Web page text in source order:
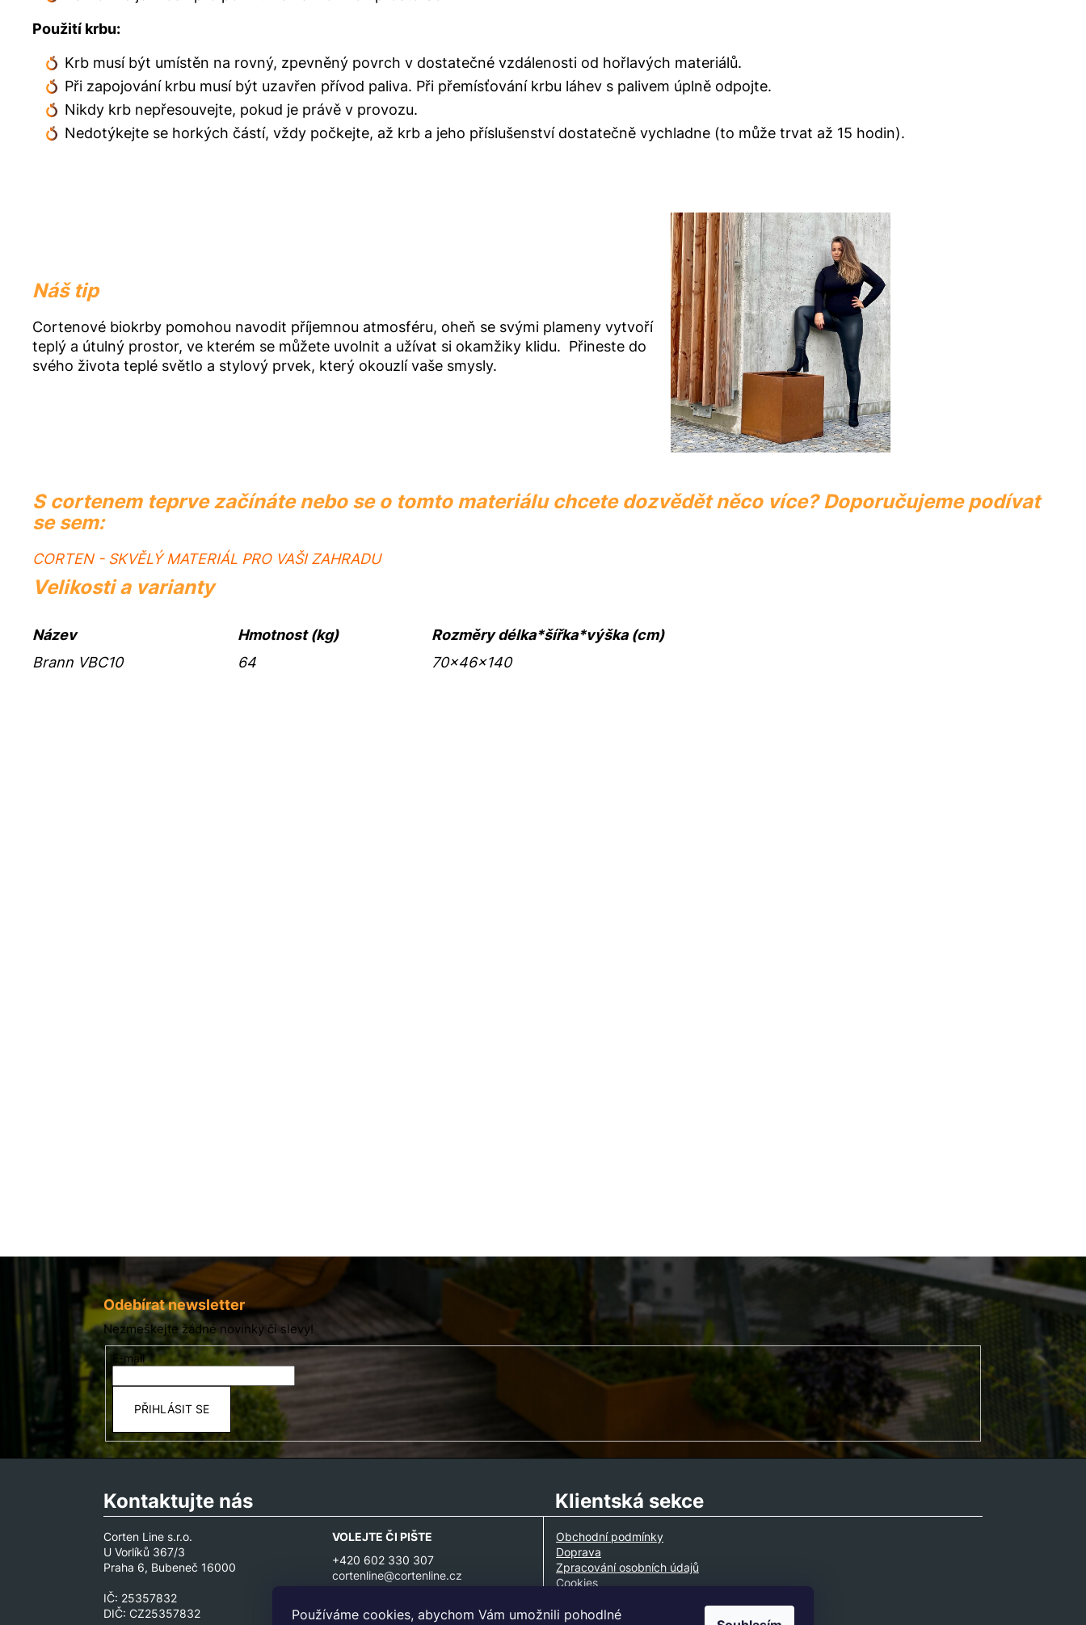
Používáme cookies, abychom Vám umožnili pohodlné
Použití krbu:
Krb musí být umístěn na rovný, zpevněný povrch v dostatečné vzdálenosti od hořlavých materiálů.
Při zapojování krbu musí být uzavřen přívod paliva. Při přemísťování krbu láhev s palivem úplně odpojte.
Nikdy krb nepřesouvejte, pokud je právě v provozu.
Nedotýkejte se horkých částí, vždy počkejte, až krb a jeho příslušenství dostatečně vychladne (to může trvat až 15 hodin).
Náš tip
Cortenové biokrby pomohou navodit příjemnou atmosféru, oheň se svými plameny vytvoří
teplý a útulný prostor, ve kterém se můžete uvolnit a užívat si okamžiky klidu. Přineste do
svého života teplé světlo a stylový prvek, který okouzlí vaše smysly.
S cortenem teprve začínáte nebo se o tomto materiálu chcete dozvědět něco více? Doporučujeme podívat
se sem:
CORTEN - SKVĚLÝ MATERIÁL PRO VAŠI ZAHRADU
Velikosti a varianty
Název Hmotnost (kg)
Rozměry délka*šířka*výška (cm)
Brann VBC10
64 70x46x140
Odebírat newsletter
Nezmeškejte žádné novinky či slevy!
E-mail
PŘIHLÁSIT SE
Kontaktujte nás
Corten Line s.r.o.
U Vorlíků 367/3
Praha 6, Bubeneč 16000
IČ: 25357832
DIČ: CZ25357832
VOLEJTE ČI PIŠTE
+420 602 330 307
cortenline@cortenline.cz
Klientská sekce
Obchodní podmínky
Doprava
Zpracování osobních údajů
Cookies
Ke stažení